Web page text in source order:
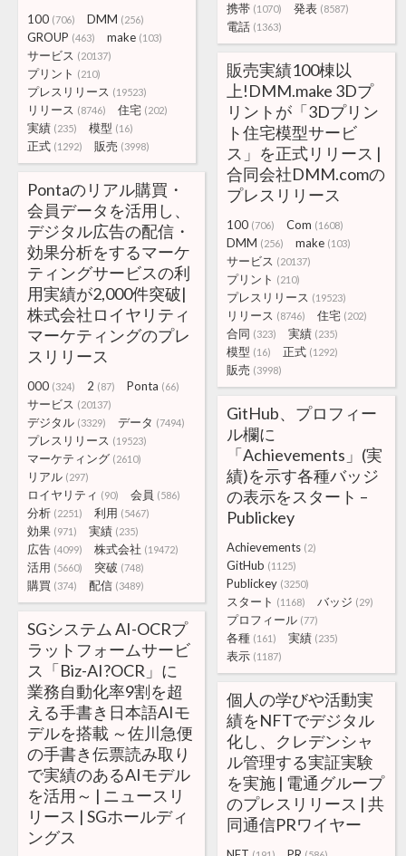
携帯 (1070) 発表 (8587)
電話 (1363)
100 (706) DMM (256)
GROUP (463) make (103)
サービス (20137)
プリント (210)
プレスリリース (19523)
リリース (8746) 住宅 (202)
実績 (235) 模型 (16)
正式 (1292) 販売 (3998)
販売実績100棟以
上!DMM.make 3Dプ
リントが「3Dプリン
ト住宅模型サービ
ス」を正式リリース |
合同会社DMM.comの
プレスリリース
100 (706) Com (1608)
DMM (256) make (103)
サービス (20137)
プリント (210)
プレスリリース (19523)
リリース (8746) 住宅 (202)
合同 (323) 実績 (235)
模型 (16) 正式 (1292)
販売 (3998)
Pontaのリアル購買・
会員データを活用し、
デジタル広告の配信・
効果分析をするマーケ
ティングサービスの利
用実績が2,000件突破|
株式会社ロイヤリティ
マーケティングのプレ
スリリース
000 (324) 2 (87) Ponta (66)
サービス (20137)
デジタル (3329) データ (7494)
プレスリリース (19523)
マーケティング (2610)
リアル (297)
ロイヤリティ (90) 会員 (586)
分析 (2251) 利用 (5467)
効果 (971) 実績 (235)
広告 (4099) 株式会社 (19472)
活用 (5660) 突破 (748)
購買 (374) 配信 (3489)
GitHub、プロフィー
ル欄に
「Achievements」(実
績)を示す各種バッジ
の表示をスタート –
Publickey
Achievements (2)
GitHub (1125)
Publickey (3250)
スタート (1168) バッジ (29)
プロフィール (77)
各種 (161) 実績 (235)
表示 (1187)
SGシステム AI-OCRプ
ラットフォームサービ
ス「Biz-AI?OCR」に
業務自動化率9割を超
える手書き日本語AIモ
デルを搭載 ～佐川急便
の手書き伝票読み取り
で実績のあるAIモデル
を活用～ | ニュースリ
リース | SGホールディ
ングス
個人の学びや活動実
績をNFTでデジタル
化し、クレデンシャ
ル管理する実証実験
を実施 | 電通グループ
のプレスリリース | 共
同通信PRワイヤー